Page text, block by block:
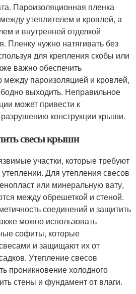
Пароизоляционная пленка
утеплителем и кровлей, а
и внутренней отделкой
Пленку нужно натягивать без
для крепления скобы или
важно обеспечить
между пароизоляцией и кровлей,
выходить. Неправильное
может привести к
конструкции крыши.
свесы крыши
участки, которые требуют
Для утепления свесов
или минеральную вату,
между обрешеткой и стеной.
соединений и защитить
можно использовать
софиты, которые
и защищают их от
Утепление свесов
проникновение холодного
стены и фундамент от влаги.